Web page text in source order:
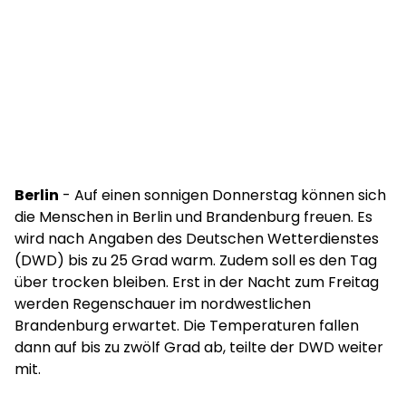
Berlin - Auf einen sonnigen Donnerstag können sich
die Menschen in Berlin und Brandenburg freuen. Es
wird nach Angaben des Deutschen Wetterdienstes
(DWD) bis zu 25 Grad warm. Zudem soll es den Tag
über trocken bleiben. Erst in der Nacht zum Freitag
werden Regenschauer im nordwestlichen
Brandenburg erwartet. Die Temperaturen fallen
dann auf bis zu zwölf Grad ab, teilte der DWD weiter
mit.